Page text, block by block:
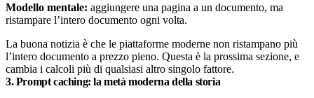
Modello mentale: aggiungere una pagina a un documento, ma
ristampare l’intero documento ogni volta.
La buona notizia è che le piattaforme moderne non ristampano più
l’intero documento a prezzo pieno. Questa è la prossima sezione, e
cambia i calcoli più di qualsiasi altro singolo fattore.
3. Prompt caching: la metà moderna della storia